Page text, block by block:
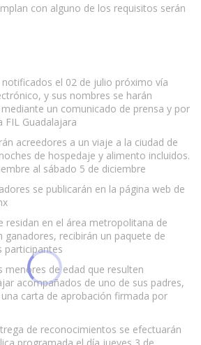
con alguno de los requisitos serán
notificados el 02 de julio próximo vía
y sus nombres se harán
un comunicado de prensa y por
FIL Guadalajara
acreedores a un viaje a la ciudad de
de hospedaje y alimento incluidos.
al sábado 5 de diciembre
se publicarán en la página web de
residan en el área metropolitana de
ganadores, recibirán un paquete de
participantes
menores de edad que resulten
acompañados de uno de sus padres,
carta de aprobación firmada por
de reconocimientos se efectuarán
programada el día jueves 3 de